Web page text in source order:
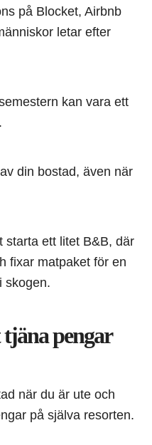
på Blocket, Airbnb
letar efter
kan vara ett
din bostad, även när
starta ett litet B&B, där
fixar matpaket för en
skogen.
pengar
när du är ute och
på själva resorten.